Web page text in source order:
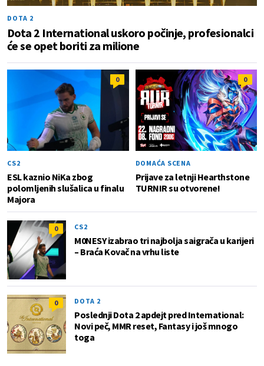
DOTA 2
Dota 2 International uskoro počinje, profesionalci
će se opet boriti za milione
0
CS2
ESL kaznio NiKa zbog
polomljenih slušalica u finalu
Majora
0
DOMAĆA SCENA
Prijave za letnji Hearthstone
TURNIR su otvorene!
0 CS2
M0NESY izabrao tri najbolja saigrača u karijeri
– Braća Kovač na vrhu liste
0 DOTA 2
Poslednji Dota 2 apdejt pred International:
Novi peč, MMR reset, Fantasy i još mnogo
toga